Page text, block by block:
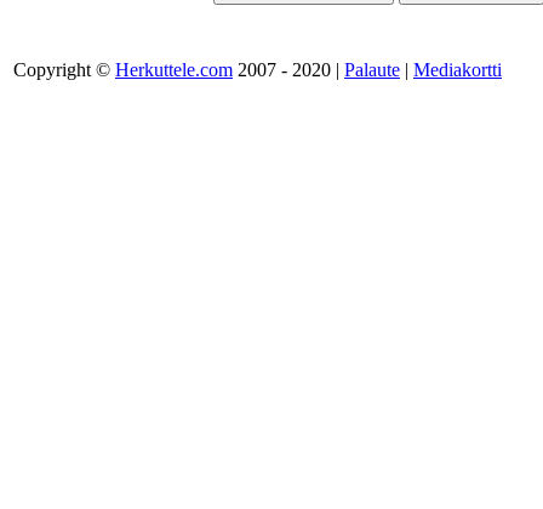
Copyright © Herkuttele.com 2007 - 2020 | Palaute | Mediakortti